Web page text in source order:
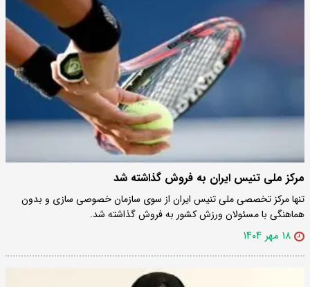
مرکز ملی تنیس ایران به فروش گذاشته شد
تنها مرکز تخصصی ملی تنیس ایران از سوی سازمان خصوصی سازی و بدون
هماهنگی با مسئولان ورزش کشور به فروش گذاشته شد.
۱۸ مهر ۱۴۰۴